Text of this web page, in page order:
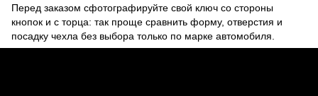
Перед заказом сфотографируйте свой ключ со стороны
кнопок и с торца: так проще сравнить форму, отверстия и
посадку чехла без выбора только по марке автомобиля.